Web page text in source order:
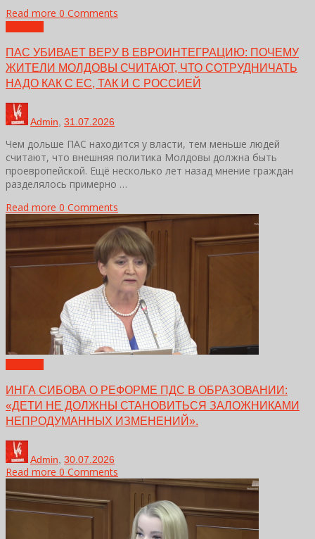
Read more 0 Comments
ПАС УБИВАЕТ ВЕРУ В ЕВРОИНТЕГРАЦИЮ: ПОЧЕМУ
ЖИТЕЛИ МОЛДОВЫ СЧИТАЮТ, ЧТО СОТРУДНИЧАТЬ
НАДО КАК С ЕС, ТАК И С РОССИЕЙ
Admin 31.07.2026
Чем дольше ПАС находится у власти, тем меньше людей
считают, что внешняя политика Молдовы должна быть
проевропейской. Ещё несколько лет назад мнение граждан
разделялось примерно …
Read more 0 Comments
ИНГА СИБОВА О РЕФОРМЕ ПДС В ОБРАЗОВАНИИ:
«ДЕТИ НЕ ДОЛЖНЫ СТАНОВИТЬСЯ ЗАЛОЖНИКАМИ
НЕПРОДУМАННЫХ ИЗМЕНЕНИЙ».
Admin 30.07.2026
Read more 0 Comments